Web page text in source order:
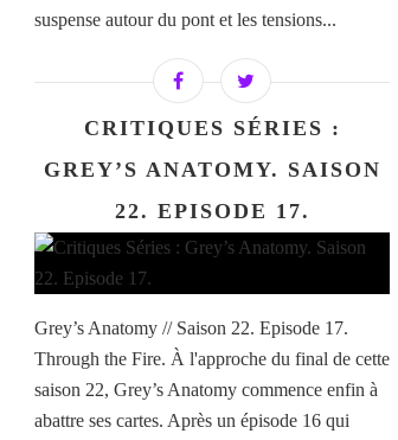
suspense autour du pont et les tensions...
CRITIQUES SÉRIES :
GREY’S ANATOMY. SAISON
22. EPISODE 17.
Grey’s Anatomy // Saison 22. Episode 17.
Through the Fire. À l'approche du final de cette
saison 22, Grey’s Anatomy commence enfin à
abattre ses cartes. Après un épisode 16 qui